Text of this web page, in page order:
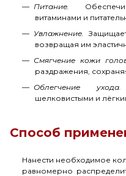
Питание.
витаминами и
Увлажнение.
возвращая им
Смягчение кожи
раздражения,
Облегчение ухода.
шелковистыми и
Способ
Нанести необходимое
равномерно